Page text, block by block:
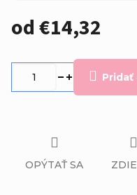
od€14,32
Pridať
OPÝTAŤ SA